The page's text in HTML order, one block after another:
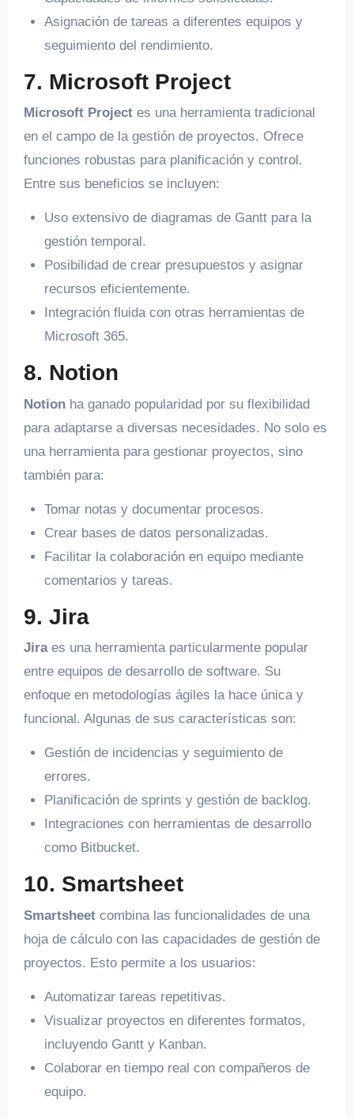
Asignación de tareas a diferentes equipos y
seguimiento del rendimiento.
7. Microsoft Project
Microsoft Projectes una herramienta tradicional
en el campo de la gestión de proyectos. Ofrece
funciones robustas para planificación y control.
Entre sus beneficios se incluyen:
Uso extensivo de diagramas de Gantt para la
gestión temporal.
Posibilidad de crear presupuestos y asignar
recursos eficientemente.
Integración fluida con otras herramientas de
Microsoft 365.
8. Notion
Notionha ganado popularidad por su flexibilidad
para adaptarse a diversas necesidades. No solo es
una herramienta para gestionar proyectos, sino
también para:
Tomar notas y documentar procesos.
Crear bases de datos personalizadas.
Facilitar la colaboración en equipo mediante
comentarios y tareas.
9. Jira
Jiraes una herramienta particularmente popular
entre equipos de desarrollo de software. Su
enfoque en metodologías ágiles la hace única y
funcional. Algunas de sus características son:
Gestión de incidencias y seguimiento de
errores.
Planificación de sprints y gestión de backlog.
Integraciones con herramientas de desarrollo
como Bitbucket.
10. Smartsheet
Smartsheetcombina las funcionalidades de una
hoja de cálculo con las capacidades de gestión de
proyectos. Esto permite a los usuarios:
Automatizar tareas repetitivas.
Visualizar proyectos en diferentes formatos,
incluyendo Gantt y Kanban.
Colaborar en tiempo real con compañeros de
equipo.